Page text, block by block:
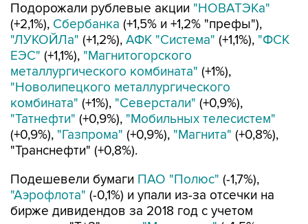
Подорожали рублевые акции "НОВАТЭКа"
(+2,1%), Сбербанка (+1,5% и +1,2% "префы"),
"ЛУКОЙЛа" (+1,2%), АФК "Система" (+1,1%), "ФСК
ЕЭС" (+1,1%), "Магнитогорского
металлургического комбината" (+1%),
"Новолипецкого металлургического
комбината" (+1%), "Северстали" (+0,9%),
"Татнефти" (+0,9%), "Мобильных телесистем"
(+0,9%), "Газпрома" (+0,9%), "Магнита" (+0,8%),
"Транснефти" (+0,8%).
Подешевели бумаги ПАО "Полюс" (-1,7%),
"Аэрофлота" (-0,1%) и упали из-за отсечки на
бирже дивидендов за 2018 год с учетом